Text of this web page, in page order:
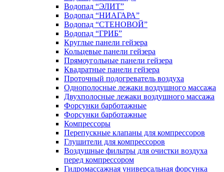
Водопад “ЭЛИТ”
Водопад “НИАГАРА”
Водопад “СТЕНОВОЙ”
Водопад “ГРИБ”
Круглые панели гейзера
Кольцевые панели гейзера
Прямоугольные панели гейзера
Квадратные панели гейзера
Проточный подогреватель воздуха
Однополосные лежаки воздушного массажа
Двухполосные лежаки воздушного массажа
Форсунки барботажные
Форсунки барботажные
Компрессоры
Перепускные клапаны для компрессоров
Глушители для компрессоров
Воздушные фильтры для очистки воздуха
перед компрессором
Гидромассажная универсальная форсунка